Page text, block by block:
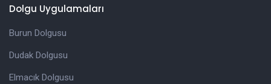
Dolgu Uygulamaları
Burun Dolgusu
Dudak Dolgusu
Elmacık Dolgusu